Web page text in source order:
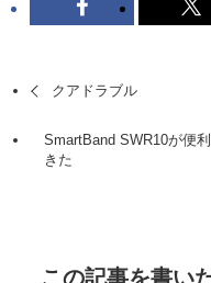
クアドラブル
SmartBand SWR10が便
きた
この記事を書い